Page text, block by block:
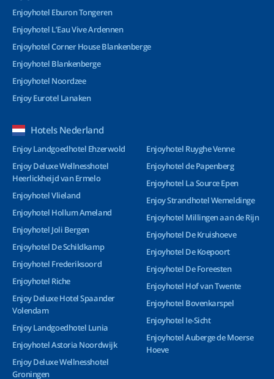
Enjoyhotel Eburon Tongeren
Enjoyhotel L’Eau Vive Ardennen
Enjoyhotel Corner House Blankenberge
Enjoyhotel Blankenberge
Enjoyhotel Noordzee
Enjoy Eurotel Lanaken
Hotels Nederland
Enjoy Landgoedhotel Ehzerwold
Enjoy Deluxe Wellnesshotel
Heerlickheijd van Ermelo
Enjoyhotel Vlieland
Enjoyhotel Hollum Ameland
Enjoyhotel Joli Bergen
Enjoyhotel De Schildkamp
Enjoyhotel Frederiksoord
Enjoyhotel Riche
Enjoy Deluxe Hotel Spaander
Volendam
Enjoy Landgoedhotel Lunia
Enjoyhotel Astoria Noordwijk
Enjoy Deluxe Wellnesshotel
Groningen
Enjoyhotel Ruyghe Venne
Enjoyhotel de Papenberg
Enjoyhotel La Source Epen
Enjoy Strandhotel Wemeldinge
Enjoyhotel Millingen aan de Rijn
Enjoyhotel De Kruishoeve
Enjoyhotel De Koepoort
Enjoyhotel De Foreesten
Enjoyhotel Hof van Twente
Enjoyhotel Bovenkarspel
Enjoyhotel Ie-Sicht
Enjoyhotel Auberge de Moerse
Hoeve